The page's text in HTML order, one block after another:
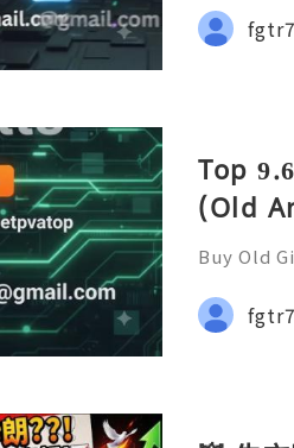
NSTANT
tpvatop
Top
(Old
Buy Old
m